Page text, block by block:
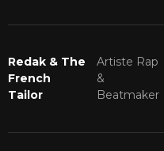
Redak & The
French
Tailor
Artiste Rap
&
Beatmaker